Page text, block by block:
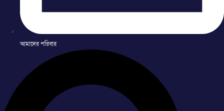
আমাদের পরিবার